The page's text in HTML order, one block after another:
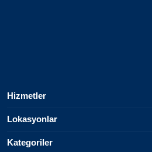
Hizmetler
Lokasyonlar
Kategoriler